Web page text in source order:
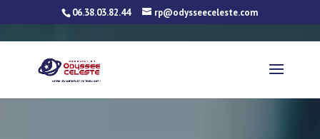
06.38.03.82.44 rp@odysseeceleste.com